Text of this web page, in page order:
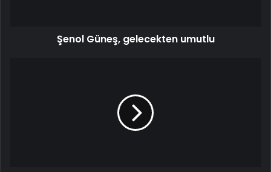
Şenol Güneş, gelecekten umutlu